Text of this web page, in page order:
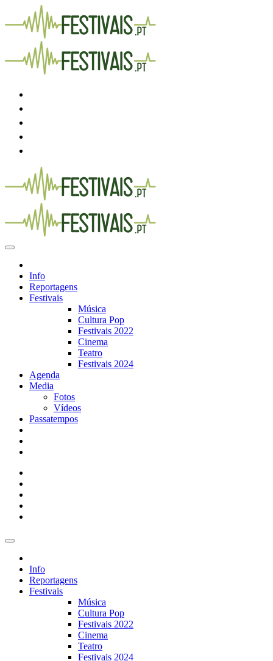
Info
Reportagens
Festivais
Música
Cultura Pop
Festivais 2022
Cinema
Teatro
Festivais 2024
Agenda
Media
Fotos
Vídeos
Passatempos
Info
Reportagens
Festivais
Música
Cultura Pop
Festivais 2022
Cinema
Teatro
Festivais 2024